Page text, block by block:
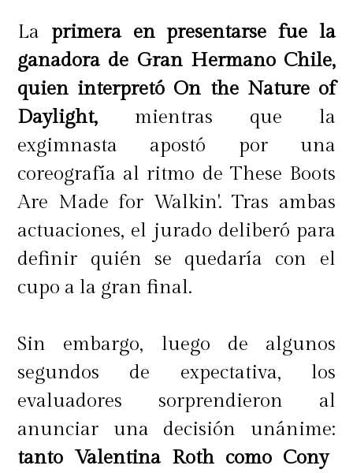
La primera en presentarse fue la
ganadora de Gran Hermano Chile,
quien interpretó On the Nature of
Daylight, mientras que la
exgimnasta apostó por una
coreografía al ritmo de These Boots
Are Made for Walkin'. Tras ambas
actuaciones, el jurado deliberó para
definir quién se quedaría con el
cupo a la gran final.
Sin embargo, luego de algunos
segundos de expectativa, los
evaluadores sorprendieron al
anunciar una decisión unánime:
tanto Valentina Roth como Cony